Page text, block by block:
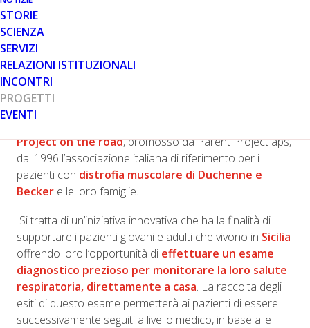
STORIE
SCIENZA
SERVIZI
RELAZIONI ISTITUZIONALI
INCONTRI
PROGETTI
EVENTI
L’innovativa iniziativa per portare un prezioso strumento
diagnostico a casa dei pazienti
Roma, 9 settembre 2024
Project on the road, promosso da Parent Project aps,
dal 1996 l’associazione italiana di riferimento per i
pazienti con distrofia muscolare di Duchenne e
Becker e le loro famiglie.
Si tratta di un’iniziativa innovativa che ha la finalità di
supportare i pazienti giovani e adulti che vivono in Sicilia
offrendo loro l’opportunità di effettuare un esame
diagnostico prezioso per monitorare la loro salute
respiratoria, direttamente a casa. La raccolta degli
esiti di questo esame permetterà ai pazienti di essere
successivamente seguiti a livello medico, in base alle